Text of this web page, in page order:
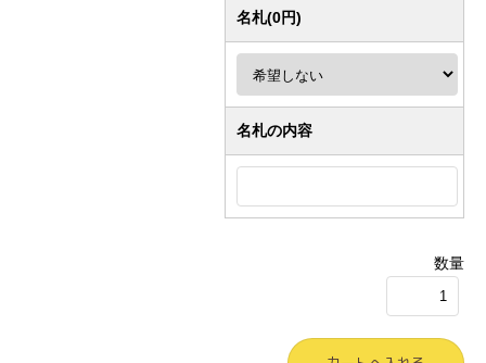
名札(0円)
名札の内容
数量